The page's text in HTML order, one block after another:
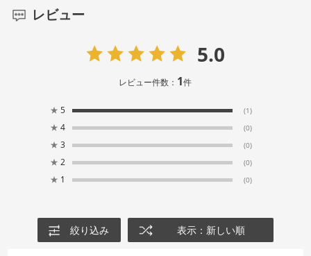
レビュー
5.0
レビュー件数： 1件
★ 5 (1)
★ 4 (0)
★ 3 (0)
★ 2 (0)
★ 1 (0)
絞り込み 表示：新しい順